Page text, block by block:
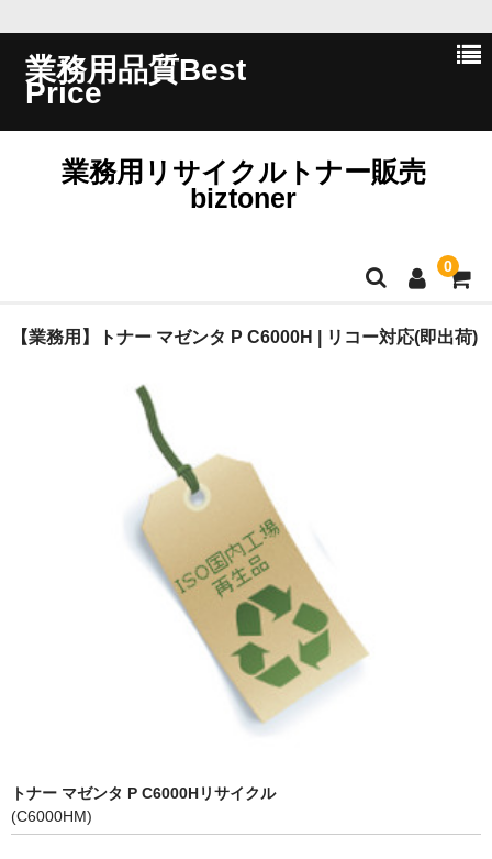
業務用品質Best
Price
業務用リサイクルトナー販売
biztoner
0
ホーム
特定商取引法に基づく表示
貴社都合返品
【業務用】トナー マゼンタ P C6000H | リコー対応(即出荷)
トナー マゼンタ P C6000Hリサイクル
(C6000HM)